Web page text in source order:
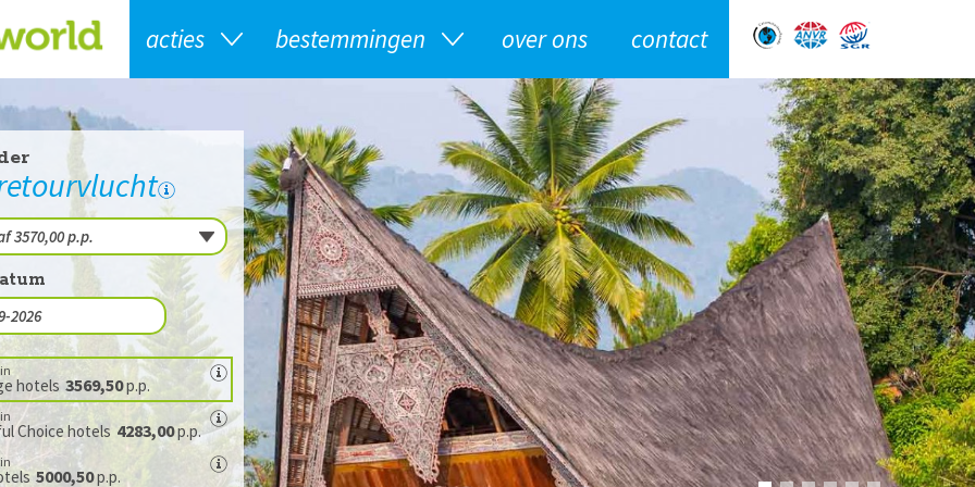
acties bestemmingen over ons contact
hotels 3569,50p.p.
Choice hotels 4283,00p.p.
5000,50p.p.